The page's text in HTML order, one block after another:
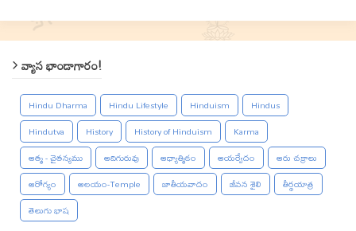
వ్యాస భాండాగారం!
Hindu Dharma Hindu Lifestyle Hinduism
Hindus
Hindutva
History History of Hinduism
Karma
ఆత్మ - చైతన్యము
ఆదిగురువు ఆధ్యాత్మికం ఆయర్వేదం
ఆరు చక్రాలు
ఆరోగ్యం
ఆలయం-Temple జాతీయవాదం జీవన శైలి
తీర్థయాత్ర
తెలుగు భాష